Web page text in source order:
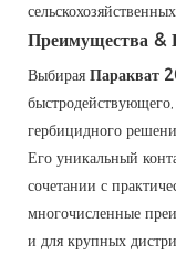
Преимущества &
Выбирая Паракват
гербицидного
Его уникальный
сочетании с
многочисленные
и для крупных